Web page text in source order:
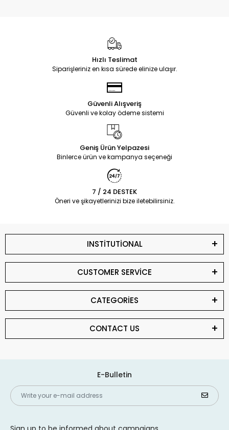
Hızlı Teslimat
Siparişleriniz en kısa sürede elinize ulaşır.
Güvenli Alışveriş
Güvenli ve kolay ödeme sistemi
Geniş Ürün Yelpazesi
Binlerce ürün ve kampanya seçeneği
7 / 24 DESTEK
Öneri ve şikayetlerinizi bize iletebilirsiniz.
INSTİTUTİONAL
CUSTOMER SERVİCE
CATEGORİES
CONTACT US
E-Bulletin